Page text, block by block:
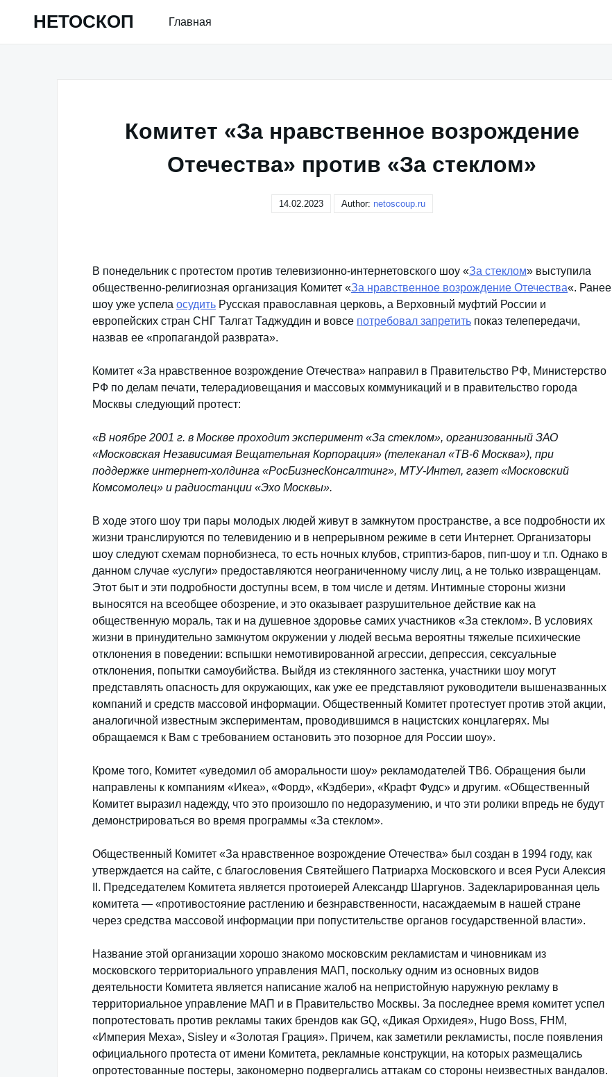
НЕТОСКОП Главная
Комитет «За нравственное возрождение
Отечества» против «За стеклом»
14.02.2023 Author: netoscoup.ru
В понедельник с протестом против телевизионно-интернетовского шоу «За стеклом» выступила
общественно-религиозная организация Комитет «За нравственное возрождение Отечества«. Ранее
шоу уже успела осудить Русская православная церковь, а Верховный муфтий России и
европейских стран СНГ Талгат Таджуддин и вовсе потребовал запретить показ телепередачи,
назвав ее «пропагандой разврата».
Комитет «За нравственное возрождение Отечества» направил в Правительство РФ, Министерство
РФ по делам печати, телерадиовещания и массовых коммуникаций и в правительство города
Москвы следующий протест:
«В ноябре 2001 г. в Москве проходит эксперимент «За стеклом», организованный ЗАО
«Московская Независимая Вещательная Корпорация» (телеканал «ТВ-6 Москва»), при
поддержке интернет-холдинга «РосБизнесКонсалтинг», МТУ-Интел, газет «Московский
Комсомолец» и радиостанции «Эхо Москвы».
В ходе этого шоу три пары молодых людей живут в замкнутом пространстве, а все подробности их
жизни транслируются по телевидению и в непрерывном режиме в сети Интернет. Организаторы
шоу следуют схемам порнобизнеса, то есть ночных клубов, стриптиз-баров, пип-шоу и т.п. Однако в
данном случае «услуги» предоставляются неограниченному числу лиц, а не только извращенцам.
Этот быт и эти подробности доступны всем, в том числе и детям. Интимные стороны жизни
выносятся на всеобщее обозрение, и это оказывает разрушительное действие как на
общественную мораль, так и на душевное здоровье самих участников «За стеклом». В условиях
жизни в принудительно замкнутом окружении у людей весьма вероятны тяжелые психические
отклонения в поведении: вспышки немотивированной агрессии, депрессия, сексуальные
отклонения, попытки самоубийства. Выйдя из стеклянного застенка, участники шоу могут
представлять опасность для окружающих, как уже ее представляют руководители вышеназванных
компаний и средств массовой информации. Общественный Комитет протестует против этой акции,
аналогичной известным экспериментам, проводившимся в нацистских концлагерях. Мы
обращаемся к Вам с требованием остановить это позорное для России шоу».
Кроме того, Комитет «уведомил об аморальности шоу» рекламодателей ТВ6. Обращения были
направлены к компаниям «Икеа», «Форд», «Кэдбери», «Крафт Фудс» и другим. «Общественный
Комитет выразил надежду, что это произошло по недоразумению, и что эти ролики впредь не будут
демонстрироваться во время программы «За стеклом».
Общественный Комитет «За нравственное возрождение Отечества» был создан в 1994 году, как
утверждается на сайте, с благословения Святейшего Патриарха Московского и всея Руси Алексия
II. Председателем Комитета является протоиерей Александр Шаргунов. Задекларированная цель
комитета — «противостояние растлению и безнравственности, насаждаемым в нашей стране
через средства массовой информации при попустительстве органов государственной власти».
Название этой организации хорошо знакомо московским рекламистам и чиновникам из
московского территориального управления МАП, поскольку одним из основных видов
деятельности Комитета является написание жалоб на непристойную наружную рекламу в
территориальное управление МАП и в Правительство Москвы. За последнее время комитет успел
попротестовать против рекламы таких брендов как GQ, «Дикая Орхидея», Hugo Boss, FHM,
«Империя Меха», Sisley и «Золотая Грация». Причем, как заметили рекламисты, после появления
официального протеста от имени Комитета, рекламные конструкции, на которых размещались
опротестованные постеры, закономерно подвергались аттакам со стороны неизвестных вандалов.